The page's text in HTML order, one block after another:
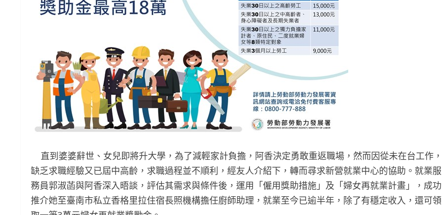
直到婆婆辭世、女兒即將升大學，為了減輕家計負擔，阿香決定勇敢重返職場，然而因從未在台工作，
缺乏求職經驗又已屆中高齡，求職過程並不順利，經友人介紹下，轉而尋求新營就業中心的協助。就業服
務員郭淑菡與阿香深入晤談，評估其需求與條件後，運用「僱用獎助措施」及「婦女再就業計畫」，成功
推介她至臺南市私立香格里拉住宿長照機構擔任廚師助理，就業至今已逾半年，除了有穩定收入，還可領